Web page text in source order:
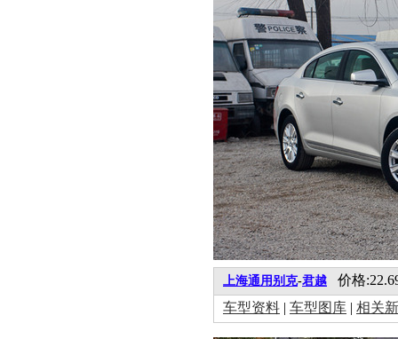
上海通用别克-君越 价格
车型资料 | 车型图库 | 相关